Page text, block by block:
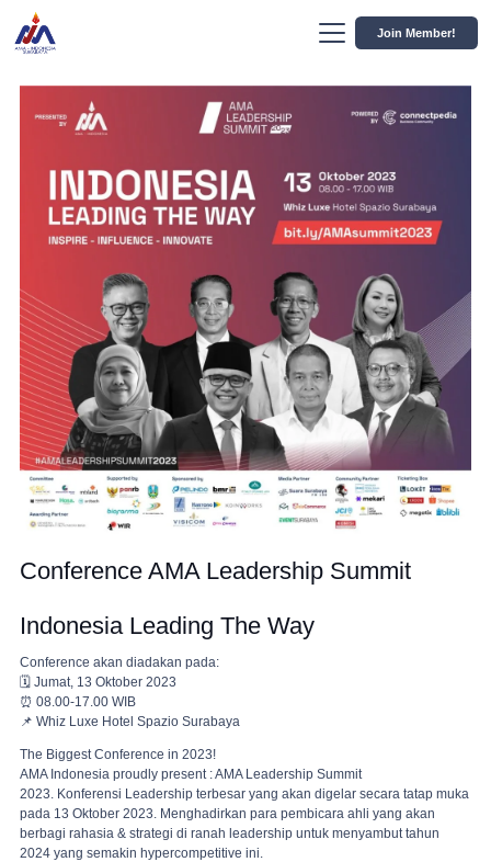
Join Member!
Conference AMA Leadership Summit
Indonesia Leading The Way
Conference akan diadakan pada:
🗓️ Jumat, 13 Oktober 2023
⏰ 08.00-17.00 WIB
📌 Whiz Luxe Hotel Spazio Surabaya
The Biggest Conference in 2023!
AMA Indonesia proudly present : AMA Leadership Summit
2023. Konferensi Leadership terbesar yang akan digelar secara tatap muka
pada 13 Oktober 2023. Menghadirkan para pembicara ahli yang akan
berbagi rahasia & strategi di ranah leadership untuk menyambut tahun
2024 yang semakin hypercompetitive ini.